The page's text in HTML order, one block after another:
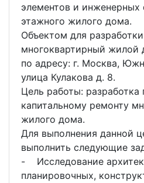
элементов и инженерных
этажного жилого дома.
Объектом для
многоквартирный жилой
по адресу: г. Москва,
улица Кулакова д. 8.
Цель работы:
капитальному ремонту
жилого дома.
Для выполнения данной
выполнить следующие
- Исследование
планировочных,